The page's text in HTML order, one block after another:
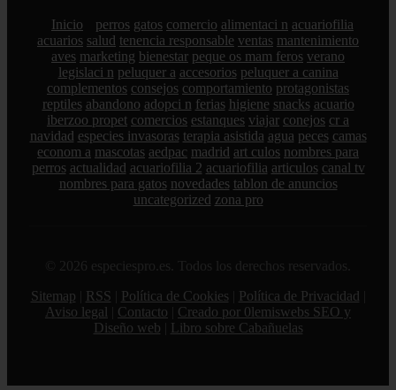
Inicio perros gatos comercio alimentaci n acuariofilia
acuarios salud tenencia responsable ventas mantenimiento
aves marketing bienestar peque os mam feros verano
legislaci n peluquer a accesorios peluquer a canina
complementos consejos comportamiento protagonistas
reptiles abandono adopci n ferias higiene snacks acuario
iberzoo propet comercios estanques viajar conejos cr a
navidad especies invasoras terapia asistida agua peces camas
econom a mascotas aedpac madrid art culos nombres para
perros actualidad acuariofilia 2 acuariofilia articulos canal tv
nombres para gatos novedades tablon de anuncios
uncategorized zona pro
© 2026 especiespro.es. Todos los derechos reservados.
Sitemap
RSS Política de Cookies Política de Privacidad
Aviso legal
Contacto
Creado por 0lemiswebs SEO y
Diseño web
Libro sobre Cabañuelas